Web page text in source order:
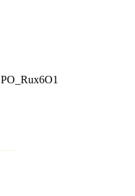
PO_Rux6O1